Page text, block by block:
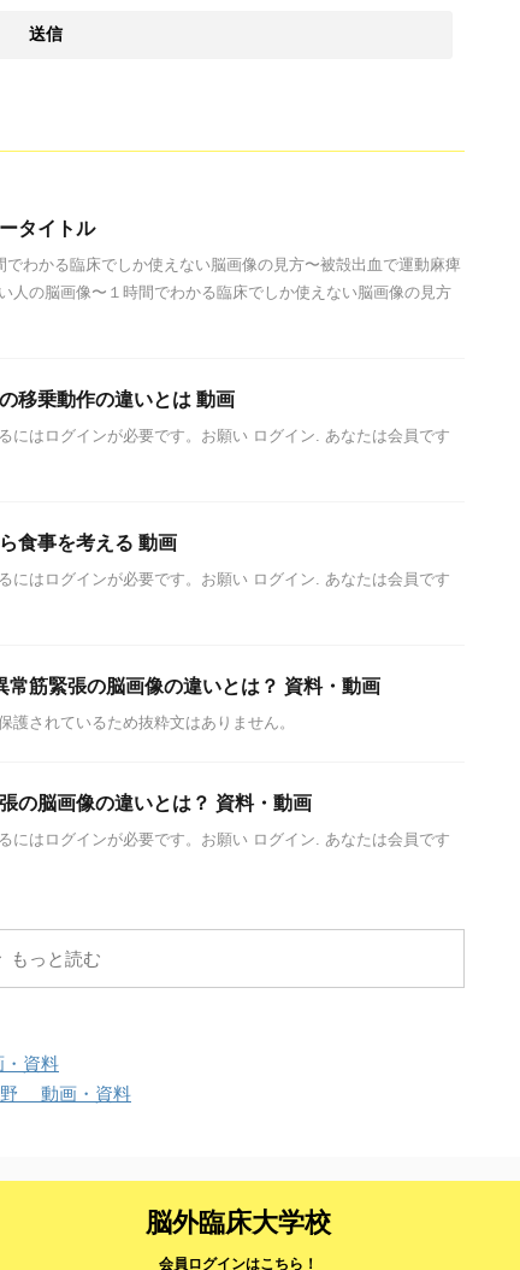
タイトル
わかる臨床でしか使えない脳画像の見方〜被殻出血で運動麻痺
人の脳画像〜１時間でわかる臨床でしか使えない脳画像の見方
移乗動作の違いとは 動画
にはログインが必要です。お願い ログイン. あなたは会員です
食事を考える 動画
にはログインが必要です。お願い ログイン. あなたは会員です
常筋緊張の脳画像の違いとは？ 資料・動画
護されているため抜粋文はありません。
の脳画像の違いとは？ 資料・動画
にはログインが必要です。お願い ログイン. あなたは会員です
もっと読む
資料
野 動画・資料
脳外臨床大学校
会員ログインはこちら！